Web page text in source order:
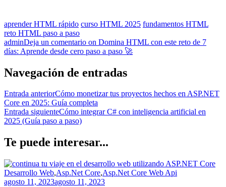
aprender HTML rápido curso HTML 2025 fundamentos HTML
reto HTML paso a paso
adminDeja un comentario on Domina HTML con este reto de 7
días: Aprende desde cero paso a paso 🚀
Navegación de entradas
Entrada anteriorCómo monetizar tus proyectos hechos en ASP.NET
Core en 2025: Guía completa
Entrada siguienteCómo integrar C# con inteligencia artificial en
2025 (Guía paso a paso)
Te puede interesar...
Desarrollo Web,Asp.Net Core,Asp.Net Core Web Api
agosto 11, 2023agosto 11, 2023